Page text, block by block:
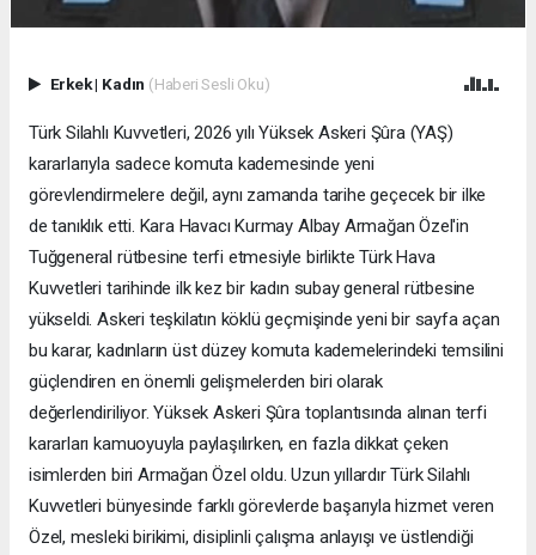
Erkek| Kadın (Haberi Sesli Oku)
Türk Silahlı Kuvvetleri, 2026 yılı Yüksek Askeri Şûra (YAŞ)
kararlarıyla sadece komuta kademesinde yeni
görevlendirmelere değil, aynı zamanda tarihe geçecek bir ilke
de tanıklık etti. Kara Havacı Kurmay Albay Armağan Özel'in
Tuğgeneral rütbesine terfi etmesiyle birlikte Türk Hava
Kuvvetleri tarihinde ilk kez bir kadın subay general rütbesine
yükseldi. Askeri teşkilatın köklü geçmişinde yeni bir sayfa açan
bu karar, kadınların üst düzey komuta kademelerindeki temsilini
güçlendiren en önemli gelişmelerden biri olarak
değerlendiriliyor. Yüksek Askeri Şûra toplantısında alınan terfi
kararları kamuoyuyla paylaşılırken, en fazla dikkat çeken
isimlerden biri Armağan Özel oldu. Uzun yıllardır Türk Silahlı
Kuvvetleri bünyesinde farklı görevlerde başarıyla hizmet veren
Özel, mesleki birikimi, disiplinli çalışma anlayışı ve üstlendiği